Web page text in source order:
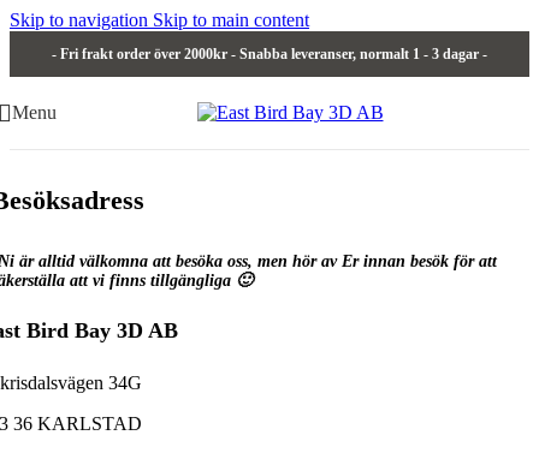
Skip to navigation Skip to main content
- Fri frakt order över 2000kr - Snabba leveranser, normalt 1 - 3 dagar -
Menu
är alltid välkomna att besöka oss, men hör av Er innan besök för att
att vi finns tillgängliga 🙂
Bird Bay 3D AB
34G
36 KARLSTAD